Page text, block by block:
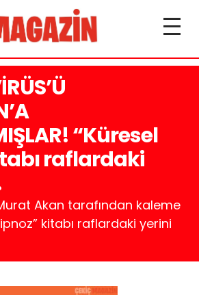
“Küresel
raflardaki
Akan tarafından kaleme
kitabı raflardaki yerini